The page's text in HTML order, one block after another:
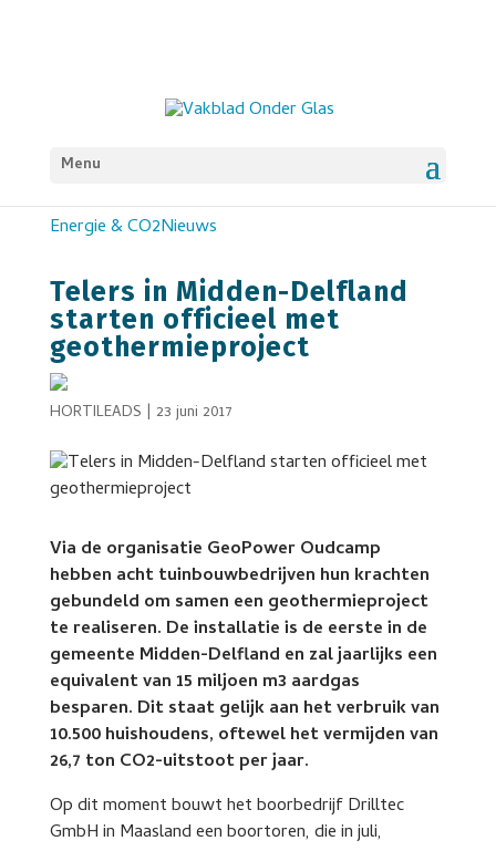
Menu
Energie & CO2Nieuws
Telers in Midden-Delfland
starten officieel met
geothermieproject
HORTILEADS | 23 juni 2017
Via de organisatie GeoPower Oudcamp
hebben acht tuinbouwbedrijven hun krachten
gebundeld om samen een geothermieproject
te realiseren. De installatie is de eerste in de
gemeente Midden-Delfland en zal jaarlijks een
equivalent van 15 miljoen m3 aardgas
besparen. Dit staat gelijk aan het verbruik van
10.500 huishoudens, oftewel het vermijden van
26,7 ton CO2-uitstoot per jaar.
Op dit moment bouwt het boorbedrijf Drilltec
GmbH in Maasland een boortoren, die in juli,